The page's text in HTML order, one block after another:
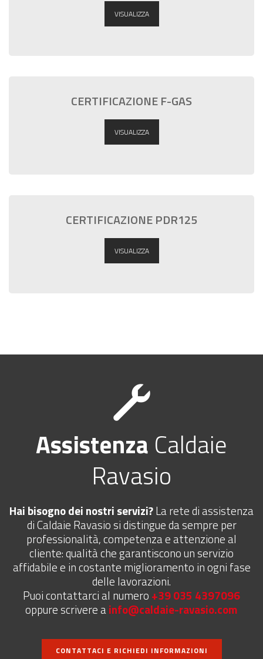
VISUALIZZA
CERTIFICAZIONE F-GAS
VISUALIZZA
CERTIFICAZIONE PDR125
VISUALIZZA
Assistenza Caldaie
Ravasio
Hai bisogno dei nostri servizi?La rete di assistenza
di Caldaie Ravasio si distingue da sempre per
professionalità, competenza e attenzione al
cliente: qualità che garantiscono un servizio
affidabile e in costante miglioramento in ogni fase
delle lavorazioni.
Puoi contattarci al numero +39 035 4397096
oppure scrivere ainfo@caldaie-ravasio.com
CONTATTACI E RICHIEDI INFORMAZIONI